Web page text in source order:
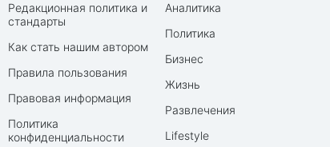
Редакционная политика и
стандарты
Как стать нашим автором
Правила пользования
Правовая информация
Политика
конфиденциальности
Аналитика
Политика
Бизнес
Жизнь
Развлечения
Lifestyle